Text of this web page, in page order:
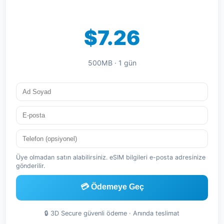
$7.26
500MB · 1 gün
Üye olmadan satın alabilirsiniz. eSIM bilgileri e-posta adresinize
gönderilir.
💳 Ödemeye Geç
🔒 3D Secure güvenli ödeme · Anında teslimat